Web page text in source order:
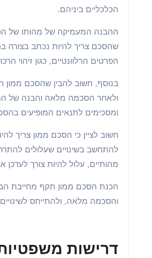
הכלכליים ביניהם.
ההבנה המעמיקה של מהותו של
שהסכם צריך להיות נכתב בצורה
הפרטים הרלוונטיים, כגון זיהוי
בנוסף, חשוב להבין שהסכם ממון
ולאחר הסכמה מלאה והבנה של
ומסכימים לתנאים המופיעים
חשוב לציין כי הסכם ממון צריך
להתחשב בשינויים שעלולים
מהותיים, עלול להיות צורך
הכנת הסכם ממון תקף מחייבת
והסכמה מלאה, ולהתייחס
דרישות